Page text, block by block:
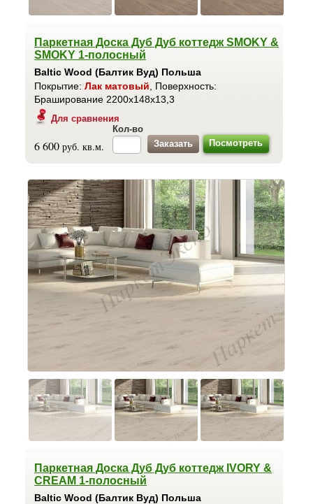
Паркетная Доска Дуб Дуб коттедж SMOKY &
SMOKY 1-полосный
Baltic Wood (Балтик Вуд) Польша
Покрытие: Лак матовый , Поверхность:
Браширование 2200x148x13,3
Для сравнения
6 600 руб. кв.м.
Кол-во
Посмотреть
Паркетная Доска Дуб Дуб коттедж IVORY &
CREAM 1-полосный
Baltic Wood (Балтик Вуд) Польша